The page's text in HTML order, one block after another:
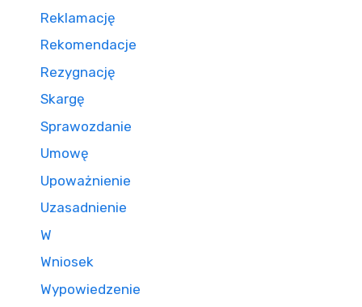
Reklamację
Rekomendacje
Rezygnację
Skargę
Sprawozdanie
Umowę
Upoważnienie
Uzasadnienie
W
Wniosek
Wypowiedzenie